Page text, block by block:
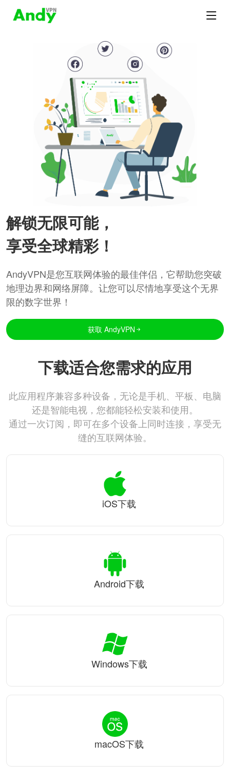
解锁无限可能，
享受全球精彩！
AndyVPN是您互联网体验的最佳伴侣，它帮助您突破
地理边界和网络屏障。让您可以尽情地享受这个无界
限的数字世界！
获取 AndyVPN
下载适合您需求的应用
此应用程序兼容多种设备，无论是手机、平板、电脑
还是智能电视，您都能轻松安装和使用。
通过一次订阅，即可在多个设备上同时连接，享受无
缝的互联网体验。
iOS下载
Android下载
Windows下载
macOS下载